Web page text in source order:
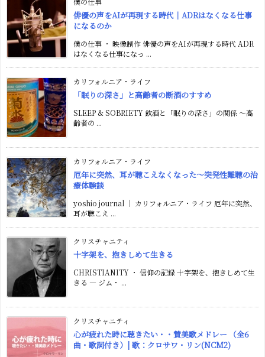
俳優の声をAIが再現する時代｜ADRはなくなる仕事
になるのか
僕の仕事 ・ 映像制作 俳優の声をAIが再現する時代 ADR
はなくなる仕事になっ ...
カリフォルニア・ライフ
「眠りの深さ」と高齢者の断酒のすすめ
SLEEP & SOBRIETY 飲酒と「眠りの深さ」の関係 〜高
齢者の ...
カリフォルニア・ライフ
厄年に突然、耳が聴こえなくなった〜突発性難聴の治
療体験談
yoshio journal ｜ カリフォルニア・ライフ 厄年に突然、
耳が聴こえ ...
クリスチャニティ
十字架を、抱きしめて生きる
CHRISTIANITY ・ 信仰の記録 十字架を、抱きしめて生
きる ― ジム・ ...
クリスチャニティ
心が疲れた時に聴きたい・・賛美歌メドレー （全6
曲・歌詞付き）| 歌：クロサワ・リン(NCM2)